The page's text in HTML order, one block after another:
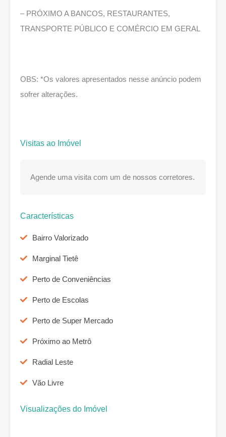
– PRÓXIMO A BANCOS, RESTAURANTES,
TRANSPORTE PÚBLICO E COMÉRCIO EM GERAL
OBS: *Os valores apresentados nesse anúncio podem
sofrer alterações.
Visitas ao Imóvel
Agende uma visita com um de nossos corretores.
Características
Bairro Valorizado
Marginal Tietê
Perto de Conveniências
Perto de Escolas
Perto de Super Mercado
Próximo ao Metrô
Radial Leste
Vão Livre
Visualizações do Imóvel